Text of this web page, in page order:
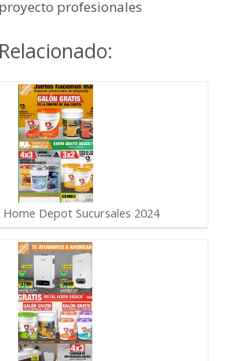
profesionales
Depot Sucursales 2024